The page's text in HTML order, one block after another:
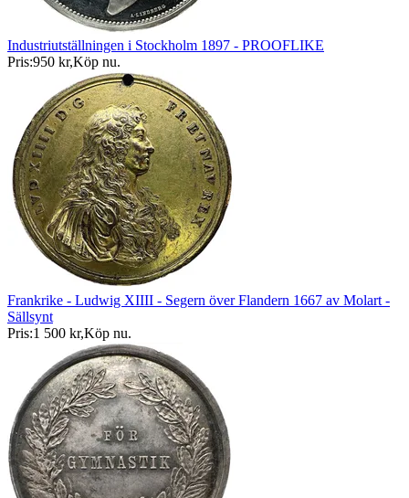
Industriutställningen i Stockholm 1897 - PROOFLIKE
Pris:950 kr,Köp nu.
Frankrike - Ludwig XIIII - Segern över Flandern 1667 av Molart -
Sällsynt
Pris:1 500 kr,Köp nu.